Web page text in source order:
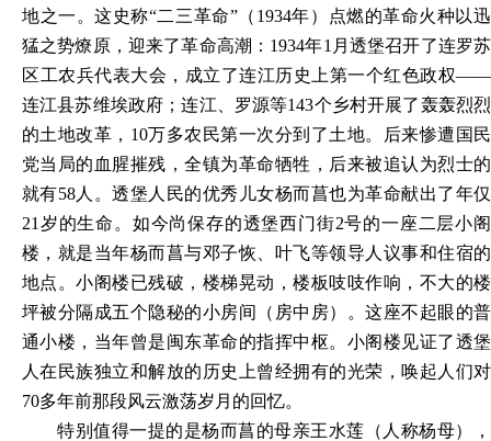
地之一。这史称“二三革命”（1934年）点燃的革命火种以迅
猛之势燎原，迎来了革命高潮：1934年1月透堡召开了连罗苏
区工农兵代表大会，成立了连江历史上第一个红色政权——
连江县苏维埃政府；连江、罗源等143个乡村开展了轰轰烈烈
的土地改革，10万多农民第一次分到了土地。后来惨遭国民
党当局的血腥摧残，全镇为革命牺牲，后来被追认为烈士的
就有58人。透堡人民的优秀儿女杨而菖也为革命献出了年仅
21岁的生命。如今尚保存的透堡西门街2号的一座二层小阁
楼，就是当年杨而菖与邓子恢、叶飞等领导人议事和住宿的
地点。小阁楼已残破，楼梯晃动，楼板吱吱作响，不大的楼
坪被分隔成五个隐秘的小房间（房中房）。这座不起眼的普
通小楼，当年曾是闽东革命的指挥中枢。小阁楼见证了透堡
人在民族独立和解放的历史上曾经拥有的光荣，唤起人们对
70多年前那段风云激荡岁月的回忆。
特别值得一提的是杨而菖的母亲王水莲（人称杨母），